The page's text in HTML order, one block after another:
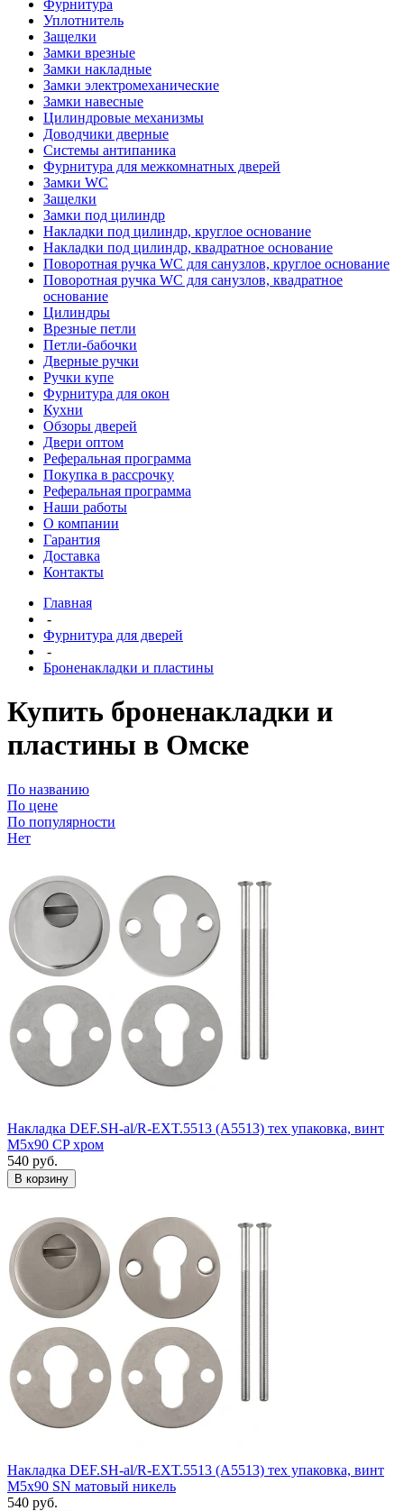
Фурнитура
Уплотнитель
Защелки
Замки врезные
Замки накладные
Замки электромеханические
Замки навесные
Цилиндровые механизмы
Доводчики дверные
Системы антипаника
Фурнитура для межкомнатных дверей
Замки WC
Защелки
Замки под цилиндр
Накладки под цилиндр, круглое основание
Накладки под цилиндр, квадратное основание
Поворотная ручка WC для санузлов, круглое основание
Поворотная ручка WC для санузлов, квадратное
основание
Цилиндры
Врезные петли
Петли-бабочки
Дверные ручки
Ручки купе
Фурнитура для окон
Кухни
Обзоры дверей
Двери оптом
Реферальная программа
Покупка в рассрочку
Реферальная программа
Наши работы
О компании
Гарантия
Доставка
Контакты
Главная
-
Фурнитура для дверей
-
Броненакладки и пластины
Купить броненакладки и
пластины в Омске
По названию
По цене
По популярности
Нет
Накладка DEF.SH-al/R-EXT.5513 (A5513) тех упаковка, винт
M5x90 CP хром
540 руб.
Накладка DEF.SH-al/R-EXT.5513 (A5513) тех упаковка, винт
M5x90 SN матовый никель
540 руб.